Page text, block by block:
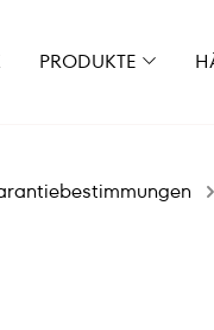
PRODUKTE